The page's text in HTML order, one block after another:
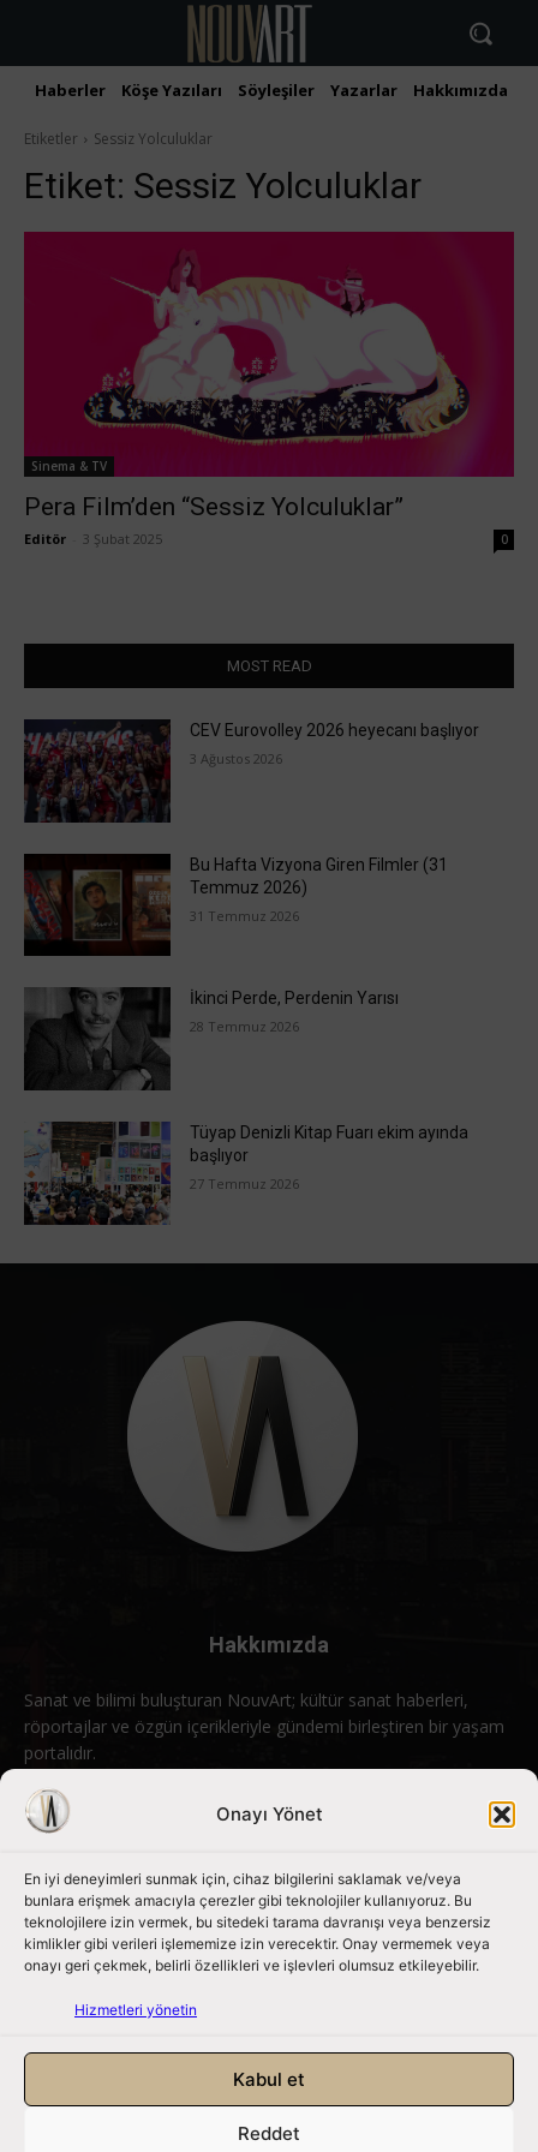
Onayı Yönet
En iyi deneyimleri sunmak için, cihaz bilgilerini saklamak ve/veya
bunlara erişmek amacıyla çerezler gibi teknolojiler kullanıyoruz. Bu
teknolojilere izin vermek, bu sitedeki tarama davranışı veya benzersiz
kimlikler gibi verileri işlememize izin verecektir. Onay vermemek veya
onayı geri çekmek, belirli özellikleri ve işlevleri olumsuz etkileyebilir.
Hizmetleri yönetin
Kabul et
Reddet
Haberler Köşe Yazıları Söyleşiler Yazarlar Hakkımızda
Etiketler Sessiz Yolculuklar
Etiket: Sessiz Yolculuklar
Sinema & TV
Pera Film’den “Sessiz Yolculuklar”
Editör 3 Şubat 2025 0
MOST READ
CEV Eurovolley 2026 heyecanı başlıyor
3 Ağustos 2026
Bu Hafta Vizyona Giren Filmler (31
Temmuz 2026)
31 Temmuz 2026
İkinci Perde, Perdenin Yarısı
28 Temmuz 2026
Tüyap Denizli Kitap Fuarı ekim ayında
başlıyor
27 Temmuz 2026
Hakkımızda
Sanat ve bilimi buluşturan NouvArt; kültür sanat haberleri,
röportajlar ve özgün içerikleriyle gündemi birleştiren bir yaşam
portalıdır.
Bizimle iletişime geçin: info@nouvart.net
Bizi Takip Edin